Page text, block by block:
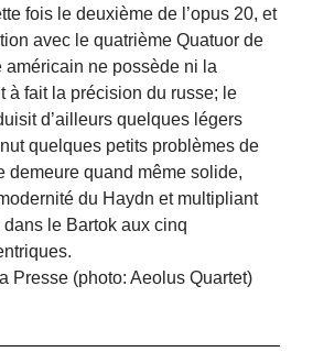
fois le deuxième de l’opus 20, et
avec le quatrième Quatuor de
américain ne possède ni la
à fait la précision du russe; le
d’ailleurs quelques légers
quelques petits problèmes de
demeure quand même solide,
du Haydn et multipliant
dans le Bartok aux cinq
Presse (photo: Aeolus Quartet)